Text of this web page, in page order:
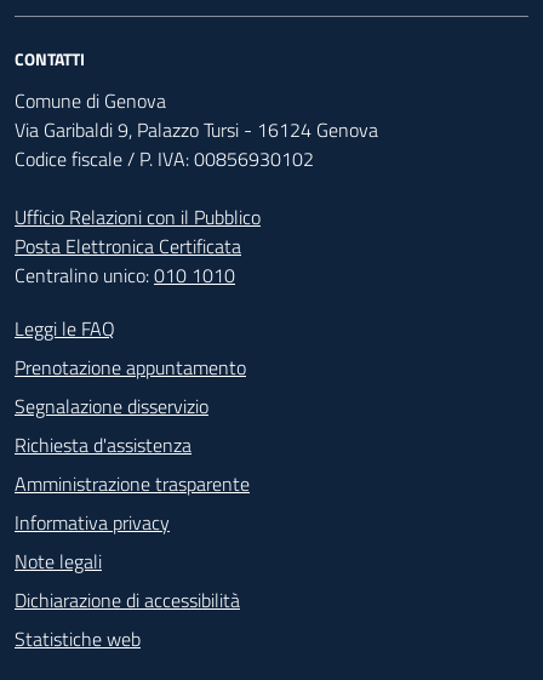
CONTATTI
Comune di Genova
Via Garibaldi 9, Palazzo Tursi - 16124 Genova
Codice fiscale / P. IVA: 00856930102
Ufficio Relazioni con il Pubblico
Posta Elettronica Certificata
Centralino unico:010 1010
Footer - Contatti
Leggi le FAQ
Prenotazione appuntamento
Segnalazione disservizio
Richiesta d'assistenza
Amministrazione trasparente
Informativa privacy
Note legali
Dichiarazione di accessibilità
Statistiche web